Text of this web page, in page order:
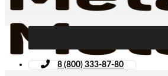
8 (800) 333-87-80